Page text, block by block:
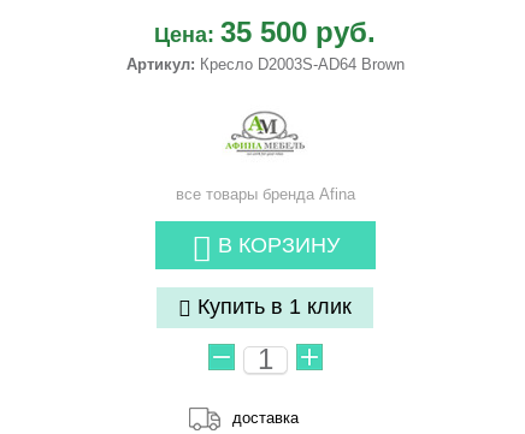
Цена: 35 500 руб.
Артикул: Кресло D2003S-AD64 Brown
все товары бренда Afina
В КОРЗИНУ
Купить в 1 клик
доставка